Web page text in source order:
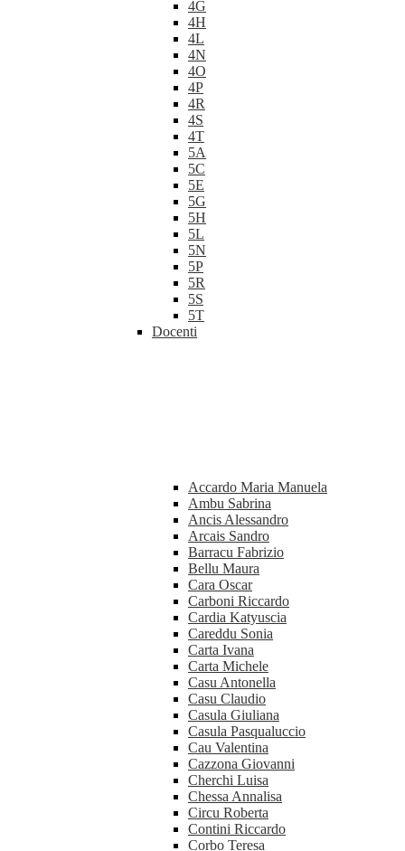
4G
4H
4L
4N
4O
4P
4R
4S
4T
5A
5C
5E
5G
5H
5L
5N
5P
5R
5S
5T
Docenti
Accardo Maria Manuela
Ambu Sabrina
Ancis Alessandro
Arcais Sandro
Barracu Fabrizio
Bellu Maura
Cara Oscar
Carboni Riccardo
Cardia Katyuscia
Careddu Sonia
Carta Ivana
Carta Michele
Casu Antonella
Casu Claudio
Casula Giuliana
Casula Pasqualuccio
Cau Valentina
Cazzona Giovanni
Cherchi Luisa
Chessa Annalisa
Circu Roberta
Contini Riccardo
Corbo Teresa